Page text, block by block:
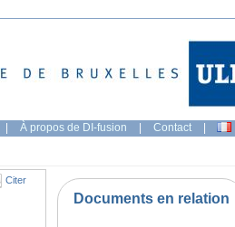
| À propos de DI-fusion | Contact |
Citer
Documents en relation